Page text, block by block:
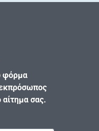
φόρμα
εκπρόσωπος
αίτημα σας.